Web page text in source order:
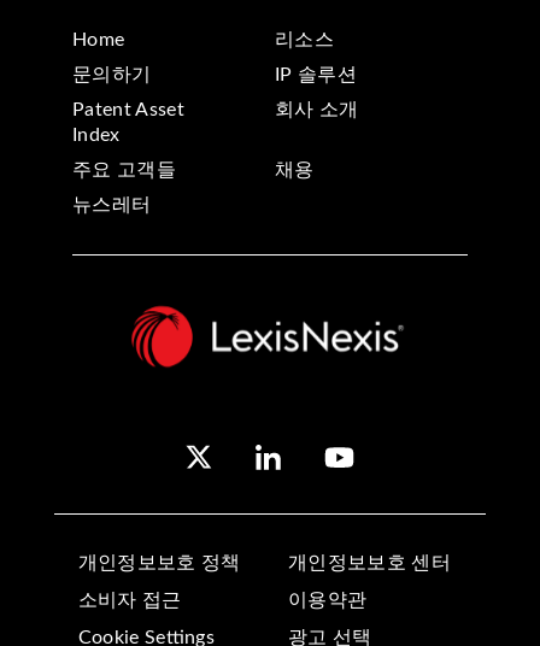
Home
리소스
문의하기
IP 솔루션
Patent Asset
Index
회사 소개
주요 고객들
채용
뉴스레터
개인정보보호 정책
개인정보보호 센터
소비자 접근
이용약관
Cookie Settings
광고 선택